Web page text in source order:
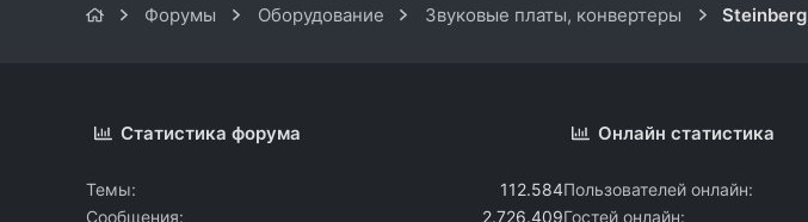
Форумы Оборудование Звуковые платы, конвертеры Steinberg
Статистика форума
Темы
112.584
Сообщения
2.726.409
Онлайн статистика
Пользователей онлайн
Гостей онлайн